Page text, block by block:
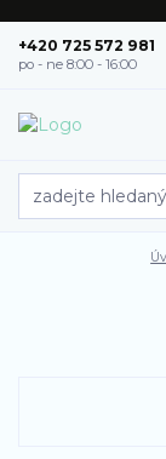
+420 725 572 981
po - ne 8:00 - 16:00